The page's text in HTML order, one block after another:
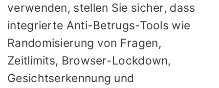
verwenden, stellen Sie sicher, dass
integrierte Anti-Betrugs-Tools wie
Randomisierung von Fragen,
Zeitlimits, Browser-Lockdown,
Gesichtserkennung und